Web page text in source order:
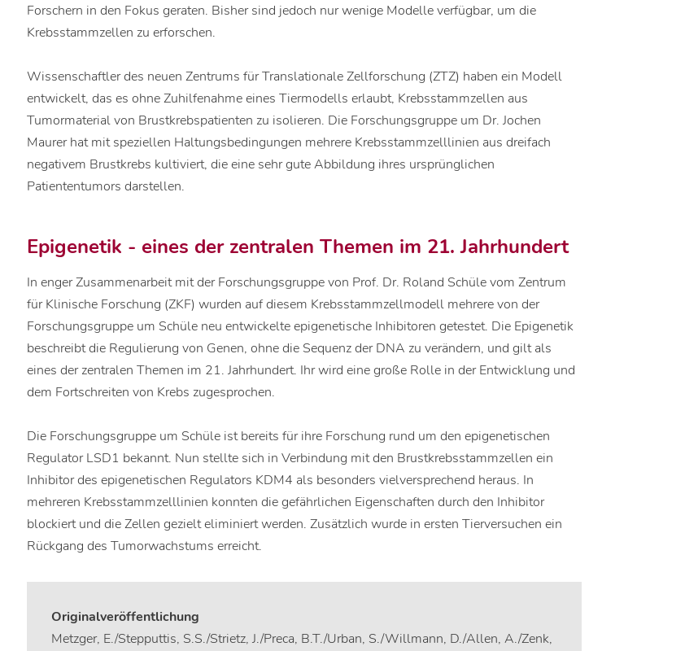
Forschern in den Fokus geraten. Bisher sind jedoch nur wenige Modelle verfügbar, um die
Krebsstammzellen zu erforschen.
Wissenschaftler des neuen Zentrums für Translationale Zellforschung (ZTZ) haben ein Modell
entwickelt, das es ohne Zuhilfenahme eines Tiermodells erlaubt, Krebsstammzellen aus
Tumormaterial von Brustkrebspatienten zu isolieren. Die Forschungsgruppe um Dr. Jochen
Maurer hat mit speziellen Haltungsbedingungen mehrere Krebsstammzelllinien aus dreifach
negativem Brustkrebs kultiviert, die eine sehr gute Abbildung ihres ursprünglichen
Patiententumors darstellen.
Epigenetik - eines der zentralen Themen im 21. Jahrhundert
In enger Zusammenarbeit mit der Forschungsgruppe von Prof. Dr. Roland Schüle vom Zentrum
für Klinische Forschung (ZKF) wurden auf diesem Krebsstammzellmodell mehrere von der
Forschungsgruppe um Schüle neu entwickelte epigenetische Inhibitoren getestet. Die Epigenetik
beschreibt die Regulierung von Genen, ohne die Sequenz der DNA zu verändern, und gilt als
eines der zentralen Themen im 21. Jahrhundert. Ihr wird eine große Rolle in der Entwicklung und
dem Fortschreiten von Krebs zugesprochen.
Die Forschungsgruppe um Schüle ist bereits für ihre Forschung rund um den epigenetischen
Regulator LSD1 bekannt. Nun stellte sich in Verbindung mit den Brustkrebsstammzellen ein
Inhibitor des epigenetischen Regulators KDM4 als besonders vielversprechend heraus. In
mehreren Krebsstammzelllinien konnten die gefährlichen Eigenschaften durch den Inhibitor
blockiert und die Zellen gezielt eliminiert werden. Zusätzlich wurde in ersten Tierversuchen ein
Rückgang des Tumorwachstums erreicht.
Originalveröffentlichung
Metzger, E./Stepputtis, S.S./Strietz, J./Preca, B.T./Urban, S./Willmann, D./Allen, A./Zenk,